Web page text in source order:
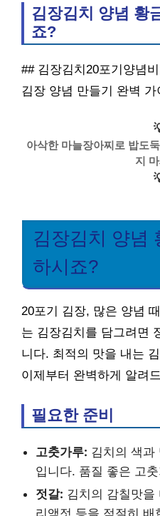
김장김치 양념 황
죠?
## 김장김치20포기양념
김장 양념 만들기 완벽 가
아삭한 마늘장아찌로 밥도
지
김장김치 양념
하시죠?
20포기 김장, 많은 양념
는 김장김치를 담그려면
니다. 최적의 맛을 내는
이제부터 완벽하게 알려
필요한 준비
고춧가루: 김치의 색과
입니다. 품질 좋은 고
젓갈: 김치의 감칠맛
리액젓 등을 적절히 배